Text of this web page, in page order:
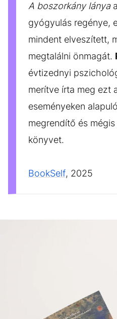
A boszorkány lánya
gyógyulás regénye,
mindent elveszített,
megtalálni önmagát.
évtizednyi
merítve írta meg ezt
eseményeken
megrendítő és
könyvet.
BookSelf, 2025